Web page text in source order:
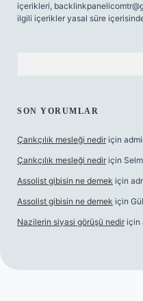
içerikleri,
ilgili içerikler yasal süre
SON YORUMLAR
Çarıkçılık mesleği nedir için
Çarıkçılık mesleği nedir için
Assolist gibisin ne demek için
Assolist gibisin ne demek için
Nazilerin siyasi görüşü nedir için